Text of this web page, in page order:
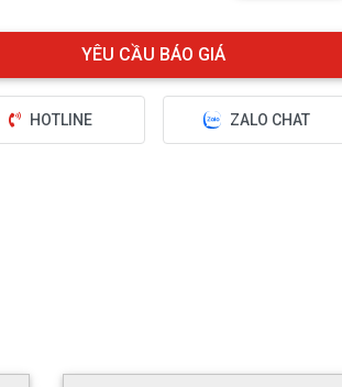
HOTLINE ZALO CHAT